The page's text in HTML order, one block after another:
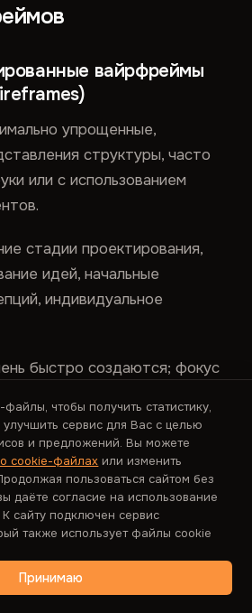
вайрфреймы
упрощенные,
структуры, часто
или с использованием
стадии проектирования,
идей, начальные
индивидуальное
быстро создаются; фокус
обозначения для
специальных навыков или
модифицируются.
вайрфреймы
структурированные и точные
чтобы получить статистику,
сервис для Вас с целью
и предложений. Вы можете
cookie-файлах или изменить
пользоваться сайтом без
даёте согласие на использование
сайту подключен сервис
также использует файлы cookie
Принимаю